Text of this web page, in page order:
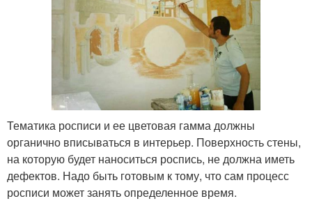
Тематика росписи и ее цветовая гамма должны
органично вписываться в интерьер. Поверхность стены,
на которую будет наноситься роспись, не должна иметь
дефектов. Надо быть готовым к тому, что сам процесс
росписи может занять определенное время.